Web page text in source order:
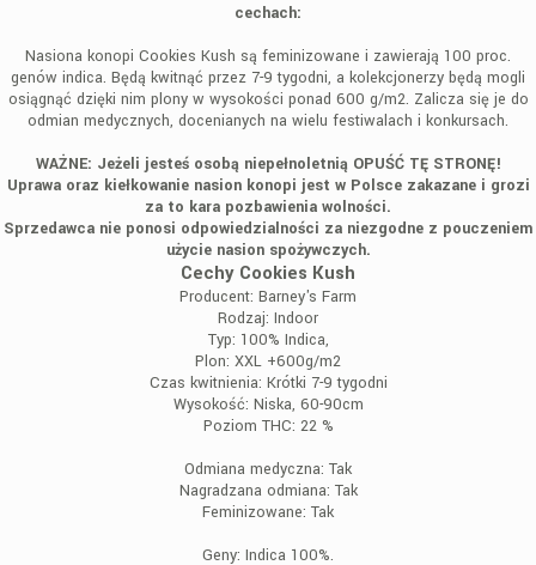
cechach:
Nasiona konopi Cookies Kush są feminizowane i zawierają 100 proc.
genów indica. Będą kwitnąć przez 7-9 tygodni, a kolekcjonerzy będą mogli
osiągnąć dzięki nim plony w wysokości ponad 600 g/m2. Zalicza się je do
odmian medycznych, docenianych na wielu festiwalach i konkursach.
WAŻNE: Jeżeli jesteś osobą niepełnoletnią OPUŚĆ TĘ STRONĘ!
Uprawa oraz kiełkowanie nasion konopi jest w Polsce zakazane i grozi
za to kara pozbawienia wolności.
Sprzedawca nie ponosi odpowiedzialności za niezgodne z pouczeniem
użycie nasion spożywczych.
Cechy Cookies Kush
Producent: Barney's Farm
Rodzaj: Indoor
Typ: 100% Indica,
Plon: XXL +600g/m2
Czas kwitnienia: Krótki 7-9 tygodni
Wysokość: Niska, 60-90cm
Poziom THC: 22 %
Odmiana medyczna: Tak
Nagradzana odmiana: Tak
Feminizowane: Tak
Geny: Indica 100%.